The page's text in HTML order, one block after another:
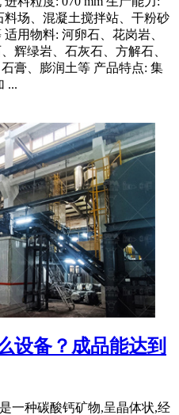
料场、混凝土搅拌站、干粉砂
用物料: 河卵石、花岗岩、
辉绿岩、石灰石、方解石、
膏、膨润土等 产品特点: 集
...
设备？成品能达到
一种碳酸钙矿物,呈晶体状,经